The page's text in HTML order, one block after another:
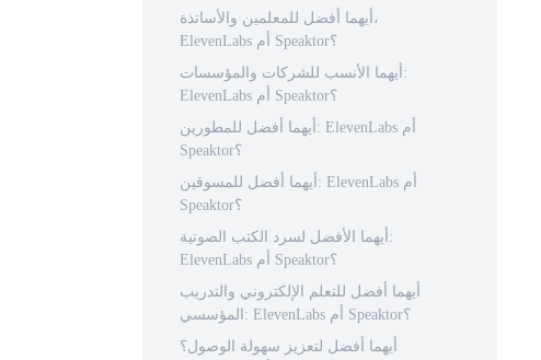
أيهما أفضل للمعلمين والأساتذة،
ElevenLabs أم Speaktor؟
أيهما الأنسب للشركات والمؤسسات:
ElevenLabs أم Speaktor؟
أيهما أفضل للمطورين: ElevenLabs أم
Speaktor؟
أيهما أفضل للمسوقين: ElevenLabs أم
Speaktor؟
أيهما الأفضل لسرد الكتب الصوتية:
ElevenLabs أم Speaktor؟
أيهما أفضل للتعلم الإلكتروني والتدريب
المؤسسي: ElevenLabs أم Speaktor؟
أيهما أفضل لتعزيز سهولة الوصول؟